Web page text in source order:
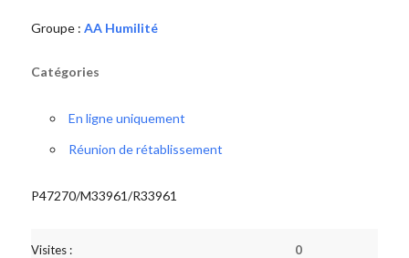
Groupe : AA Humilité
Catégories
En ligne uniquement
Réunion de rétablissement
P47270/M33961/R33961
Visites : 0